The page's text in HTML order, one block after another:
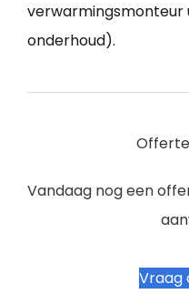
verwarmingsmonteur
onderhoud).
Vandaag nog een
Vraag